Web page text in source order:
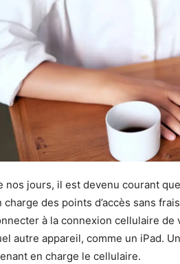
nos jours, il est devenu courant
charge des points d’accès sans
à la connexion cellulaire de
autre appareil, comme un iPad.
en charge le cellulaire.